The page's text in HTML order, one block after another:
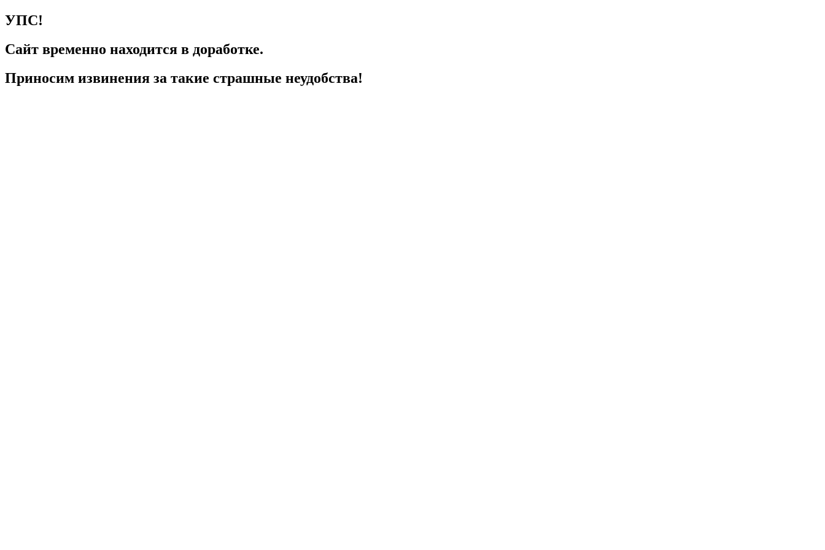
УПС!
Сайт временно находится в доработке.
Приносим извинения за такие страшные неудобства!